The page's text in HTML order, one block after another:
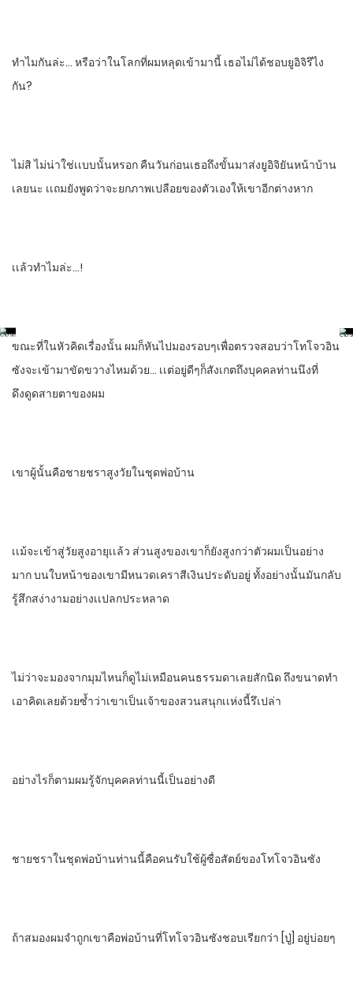
ทําไมกันล่ะ… หรือว่าในโลกที่ผมหลุดเข้ามานี้​ เธอไม่ได้ชอบยูอิจิรึไง
กัน?
ไม่สิ​ ไม่น่าใช่เเบบนั้นหรอก​ คืนวันก่อนเธอถึงขั้นมาส่งยูอิจิยันหน้าบ้าน
เลยนะ​ เเถมยังพูดว่าจะยกภาพเปลือยของตัวเองให้เขาอีกต่างหาก
เเล้วทําไมล่ะ…!
ขณะที่ในหัวคิดเรื่องนั้น​ ผม​ก็หันไปมองรอบๆเพื่อตรวจสอบว่าโทโจวอิน
ซังจะเข้ามา​ขัดขวางไหมด้วย… เเต่อยู่ดีๆ​ก็สังเกตถึงบุคคลท่านนึงที่
ดึงดูดสายตาของผม
เขาผู้นั้นคือชายชราสูงวัยในชุดพ่อบ้าน
เเม้จะเข้าสู่วัยสูงอายุ​เเล้ว​ ส่วนสูงของเขาก็ยังสูงกว่าตัวผมเป็นอย่าง
มาก​ บนใบหน้า​ของเขามีหนวดเคราสีเงินประดับอยู่​ ทั้งอย่างนั้นมันกลับ
รู้สึกสง่างามอย่างเเปลกประหลาด
ไม่ว่าจะมองจากมุมไหนก็ดูไม่เหมือนคนธรรมดาเลยสักนิด​ ถึงขนาดทํา
เอา​คิดเลยด้วยซํ้าว่าเขาเป็นเจ้าของสวนสนุกเเห่งนี้รึเปล่า
อย่างไรก็ตามผมรู้จักบุคคลท่านนี้เป็นอย่างดี
ชายชรา​ในชุดพ่อบ้าน​ท่านนี้คือคนรับใช้ผู้ซื่อสัตย์​ของโทโจวอินซัง
ถ้าสมองผมจําถูก​เขาคือพ่อบ้านที่โทโจวอินซังชอบเรียกว่า​ [ปู่]​ อยู่บ่อยๆ